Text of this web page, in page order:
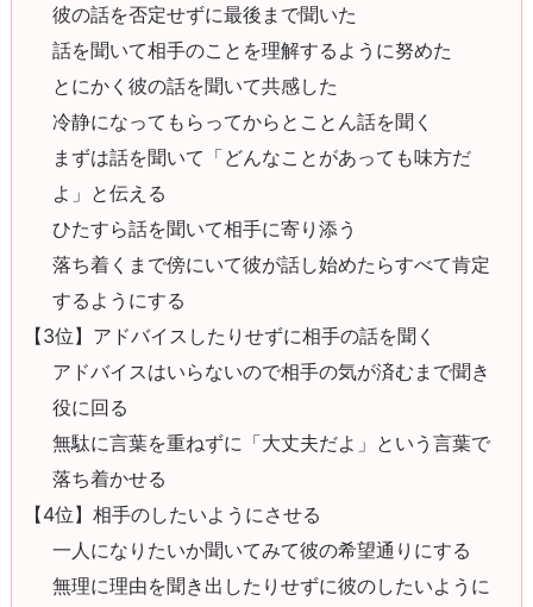
彼の話を否定せずに最後まで聞いた
話を聞いて相手のことを理解するように努めた
とにかく彼の話を聞いて共感した
冷静になってもらってからとことん話を聞く
まずは話を聞いて「どんなことがあっても味方だ
よ」と伝える
ひたすら話を聞いて相手に寄り添う
落ち着くまで傍にいて彼が話し始めたらすべて肯定
するようにする
【3位】アドバイスしたりせずに相手の話を聞く
アドバイスはいらないので相手の気が済むまで聞き
役に回る
無駄に言葉を重ねずに「大丈夫だよ」という言葉で
落ち着かせる
【4位】相手のしたいようにさせる
一人になりたいか聞いてみて彼の希望通りにする
無理に理由を聞き出したりせずに彼のしたいように